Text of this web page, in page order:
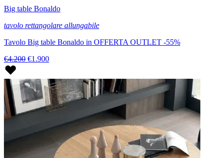
Big table Bonaldo
tavolo rettangolare allungabile
Tavolo Big table Bonaldo in OFFERTA OUTLET -55%
€4.200 €1.900